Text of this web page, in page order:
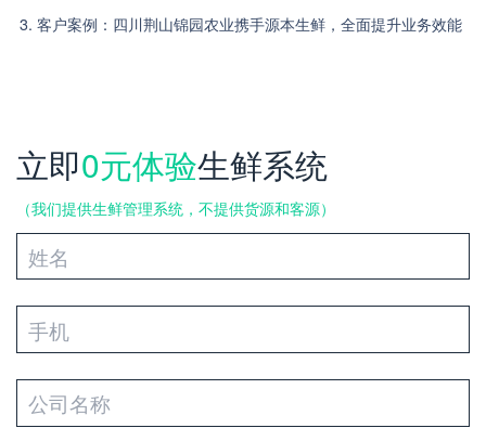
3. 客户案例：四川荆山锦园农业携手源本生鲜，全面提升业务效能
立即0元体验生鲜系统
（我们提供生鲜管理系统，不提供货源和客源）